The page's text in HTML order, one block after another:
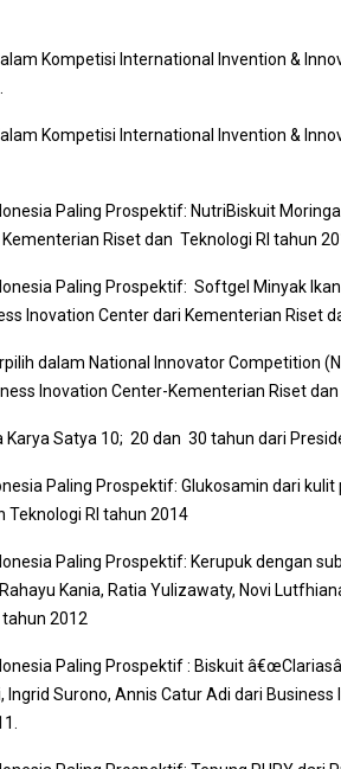
Kompetisi International Invention &
Kompetisi International Invention &
Paling Prospektif: NutriBiskuit Moringa
Kementerian Riset dan Teknologi RI tahun
Paling Prospektif: Softgel Minyak
Inovation Centerdari Kementerian Riset
dalam National Innovator Competition
Inovation Center-Kementerian Riset
Satya 10; 20 dan 30 tahun dari
Paling Prospektif: Glukosamin dari kulit
Teknologi RI tahun 2014
Paling Prospektif: Kerupuk dengan
Kania, Ratia Yulizawaty, Novi
tahun 2012
Paling Prospektif : Biskuit
Ingrid Surono, Annis Catur Adi dari Business